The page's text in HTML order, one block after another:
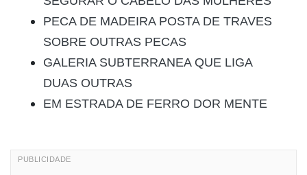
PECA DE MADEIRA POSTA DE TRAVES
SOBRE OUTRAS PECAS
GALERIA SUBTERRANEA QUE LIGA
DUAS OUTRAS
EM ESTRADA DE FERRO DOR MENTE